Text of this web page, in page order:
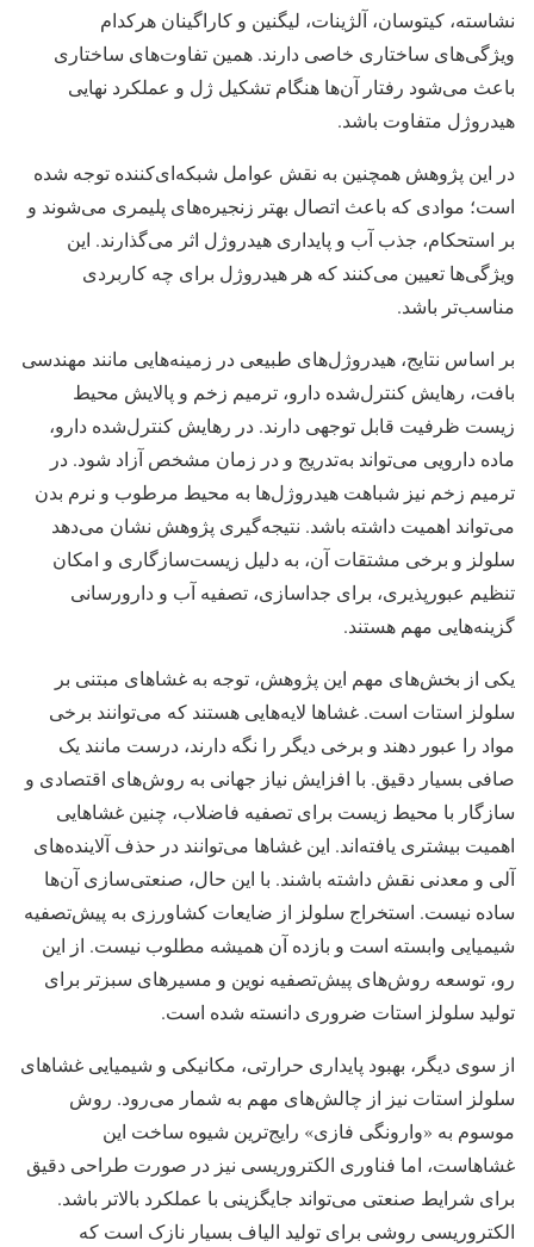
نشاسته، کیتوسان، آلژینات، لیگنین و کاراگینان هرکدام
ویژگی‌های ساختاری خاصی دارند. همین تفاوت‌های ساختاری
باعث می‌شود رفتار آن‌ها هنگام تشکیل ژل و عملکرد نهایی
هیدروژل متفاوت باشد.
در این پژوهش همچنین به نقش عوامل شبکه‌ای‌کننده توجه شده
است؛ موادی که باعث اتصال بهتر زنجیره‌های پلیمری می‌شوند و
بر استحکام، جذب آب و پایداری هیدروژل اثر می‌گذارند. این
ویژگی‌ها تعیین می‌کنند که هر هیدروژل برای چه کاربردی
مناسب‌تر باشد.
بر اساس نتایج، هیدروژل‌های طبیعی در زمینه‌هایی مانند مهندسی
بافت، رهایش کنترل‌شده دارو، ترمیم زخم و پالایش محیط
زیست ظرفیت قابل توجهی دارند. در رهایش کنترل‌شده دارو،
ماده دارویی می‌تواند به‌تدریج و در زمان مشخص آزاد شود. در
ترمیم زخم نیز شباهت هیدروژل‌ها به محیط مرطوب و نرم بدن
می‌تواند اهمیت داشته باشد. نتیجه‌گیری پژوهش نشان می‌دهد
سلولز و برخی مشتقات آن، به دلیل زیست‌سازگاری و امکان
تنظیم عبورپذیری، برای جداسازی، تصفیه آب و دارورسانی
گزینه‌هایی مهم هستند.
یکی از بخش‌های مهم این پژوهش، توجه به غشاهای مبتنی بر
سلولز استات است. غشاها لایه‌هایی هستند که می‌توانند برخی
مواد را عبور دهند و برخی دیگر را نگه دارند، درست مانند یک
صافی بسیار دقیق. با افزایش نیاز جهانی به روش‌های اقتصادی و
سازگار با محیط زیست برای تصفیه فاضلاب، چنین غشاهایی
اهمیت بیشتری یافته‌اند. این غشاها می‌توانند در حذف آلاینده‌های
آلی و معدنی نقش داشته باشند. با این حال، صنعتی‌سازی آن‌ها
ساده نیست. استخراج سلولز از ضایعات کشاورزی به پیش‌تصفیه
شیمیایی وابسته است و بازده آن همیشه مطلوب نیست. از این
رو، توسعه روش‌های پیش‌تصفیه نوین و مسیرهای سبزتر برای
تولید سلولز استات ضروری دانسته شده است.
از سوی دیگر، بهبود پایداری حرارتی، مکانیکی و شیمیایی غشاهای
سلولز استات نیز از چالش‌های مهم به شمار می‌رود. روش
موسوم به «وارونگی فازی» رایج‌ترین شیوه ساخت این
غشاهاست، اما فناوری الکتروریسی نیز در صورت طراحی دقیق
برای شرایط صنعتی می‌تواند جایگزینی با عملکرد بالاتر باشد.
الکتروریسی روشی برای تولید الیاف بسیار نازک است که